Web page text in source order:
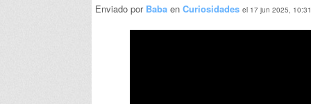
Enviado por Baba en Curiosidades el 17 jun 2025, 10:31